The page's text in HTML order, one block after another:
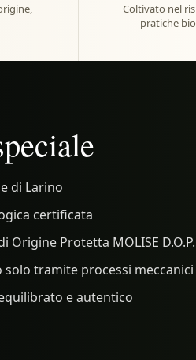
Coltivato nel
pratiche
di Larino
certificata
Origine Protetta MOLISE D.O.P.
tramite processi meccanici
e autentico